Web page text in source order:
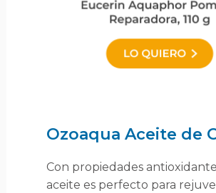
Ozoaqua Aceite de
Con propiedades
aceite es perfecto para